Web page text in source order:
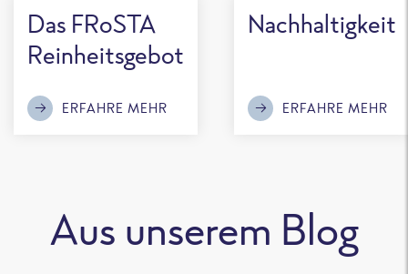
Das FRoSTA
Reinheitsgebot
ERFAHRE MEHR
Nachhaltigkeit
ERFAHRE MEHR
Aus unserem Blog